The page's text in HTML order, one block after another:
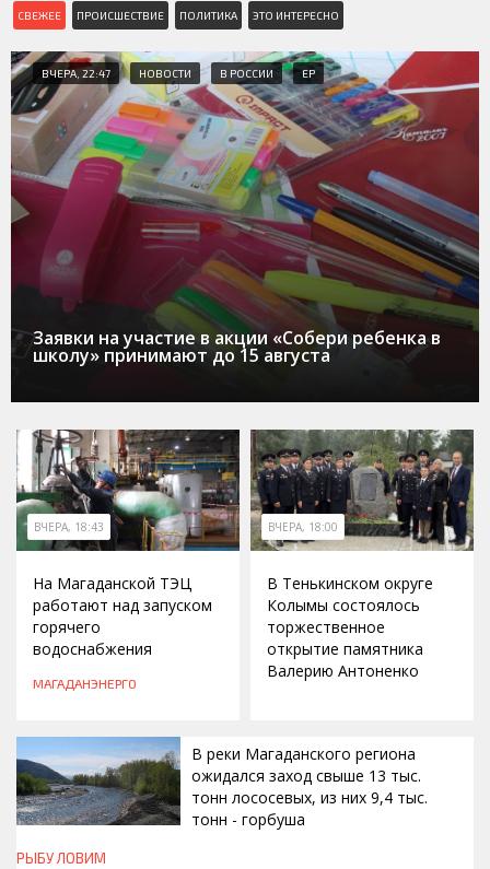
СВЕЖЕЕ ПРОИСШЕСТВИЕ ПОЛИТИКА ЭТО ИНТЕРЕСНО
ВЧЕРА, 22:47 НОВОСТИ В РОССИИ ЕР
Заявки на участие в акции «Собери ребенка в
школу» принимают до 15 августа
ВЧЕРА, 18:43
На Магаданской ТЭЦ
работают над запуском
горячего
водоснабжения
МАГАДАНЭНЕРГО
ВЧЕРА, 18:00
В Тенькинском округе
Колымы состоялось
торжественное
открытие памятника
Валерию Антоненко
ВЧЕРА, 16:30
В реки Магаданского региона
ожидался заход свыше 13 тыс.
тонн лососевых, из них 9,4 тыс.
тонн - горбуша
РЫБУ ЛОВИМ